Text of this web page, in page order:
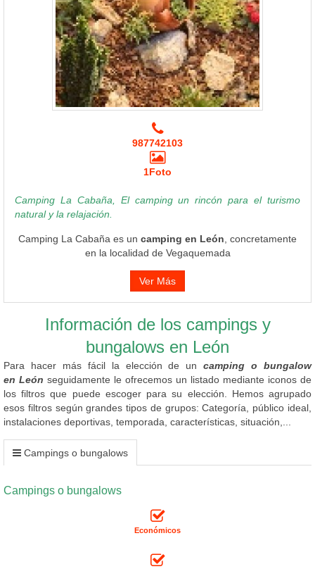
987742103
1Foto
Camping La Cabaña, El camping un rincón para el turismo
natural y la relajación.
Camping La Cabaña es un camping en León , concretamente
en la localidad de Vegaquemada
Ver Más
Información de los campings y
bungalows en León
Para hacer más fácil la elección de uncamping o bungalow
en León seguidamente le ofrecemos un listado mediante iconos de
los filtros que puede escoger para su elección. Hemos agrupado
esos filtros según grandes tipos de grupos: Categoría, público ideal,
instalaciones deportivas, temporada, características, situación,...
Campings o bungalows
Campings o bungalows
Económicos